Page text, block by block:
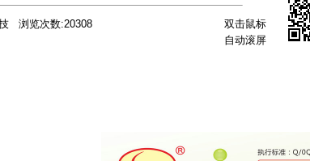
浏览次数:20308
双击鼠标
自动滚屏